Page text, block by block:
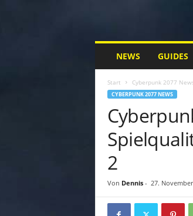
C
d
NEWS GUIDES
Start Cyberpunk 2077
CYBERPUNK 2077 NEWS
2
Von Dennis- 27.